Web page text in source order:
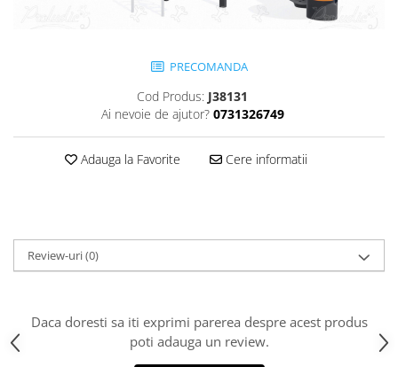
Echipamente tematice
Echipamente persoane cu
Echipament muzical
Baschet
Fotbal si Handbal
Ciclism
Street Workout
PRECOMANDA
Cod Produs: J38131
Ai nevoie de ajutor? 0731326749
Adauga la Favorite Cere informatii
Review-uri(0)
Daca doresti sa iti exprimi parerea despre acest produs
poti adauga un review.